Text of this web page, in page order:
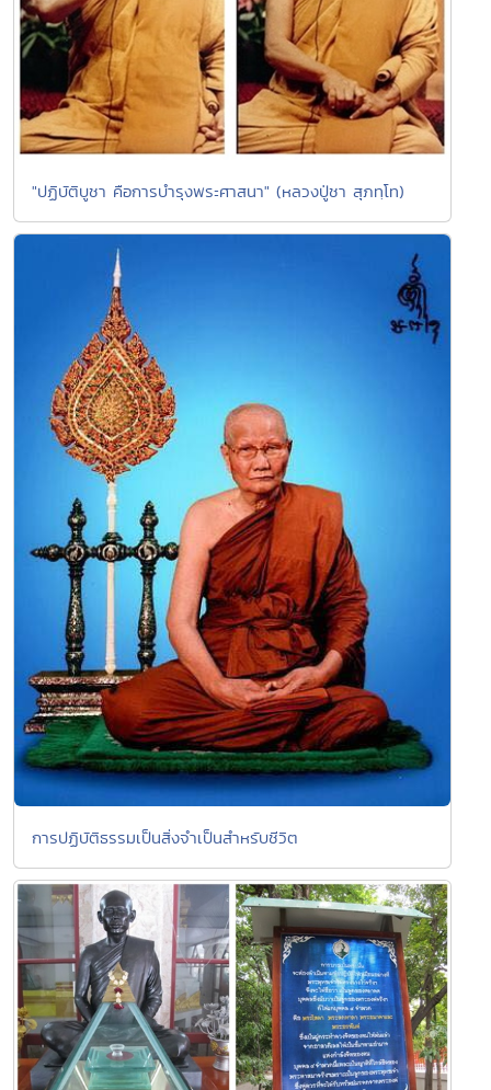
"ปฏิบัติบูชา คือการบำรุงพระศาสนา" (หลวงปู่ชา สุภทฺโท)
การปฏิบัติธรรมเป็นสิ่งจำเป็นสำหรับชีวิต